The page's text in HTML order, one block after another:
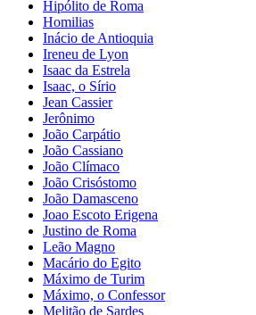
Hipólito de Roma
Homilias
Inácio de Antioquia
Ireneu de Lyon
Isaac da Estrela
Isaac, o Sírio
Jean Cassier
Jerônimo
João Carpátio
João Cassiano
João Clímaco
João Crisóstomo
João Damasceno
Joao Escoto Erigena
Justino de Roma
Leão Magno
Macário do Egito
Máximo de Turim
Máximo, o Confessor
Melitão de Sardes